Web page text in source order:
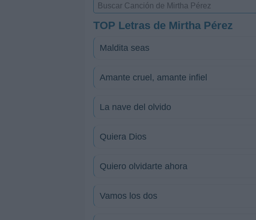
TOP Letras de Mirtha Pérez
Maldita seas
Amante cruel, amante infiel
La nave del olvido
Quiera Dios
Quiero olvidarte ahora
Vamos los dos